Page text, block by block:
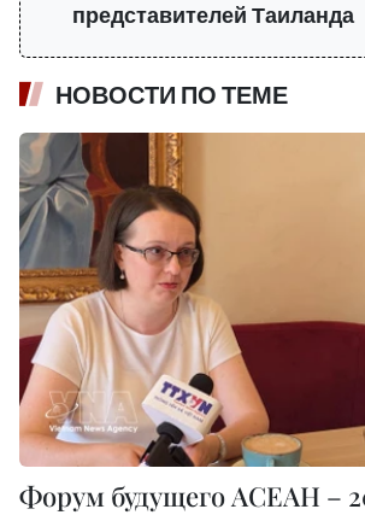
представителей Таиланда
НОВОСТИ ПО ТЕМЕ
Форум будущего АСЕАН –